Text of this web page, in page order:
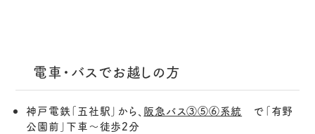
電車・バスでお越しの方
神戸電鉄「五社駅」から、 阪急バス③⑤⑥系統
で「有野
公園前」下車～徒歩2分